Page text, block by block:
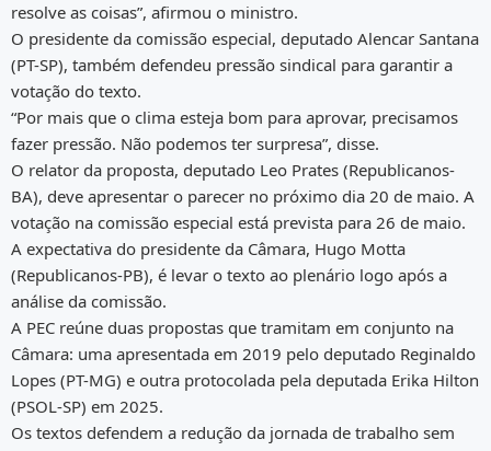
resolve as coisas”, afirmou o ministro.
O presidente da comissão especial, deputado Alencar Santana
(PT-SP), também defendeu pressão sindical para garantir a
votação do texto.
“Por mais que o clima esteja bom para aprovar, precisamos
fazer pressão. Não podemos ter surpresa”, disse.
O relator da proposta, deputado Leo Prates (Republicanos-
BA), deve apresentar o parecer no próximo dia 20 de maio. A
votação na comissão especial está prevista para 26 de maio.
A expectativa do presidente da Câmara, Hugo Motta
(Republicanos-PB), é levar o texto ao plenário logo após a
análise da comissão.
A PEC reúne duas propostas que tramitam em conjunto na
Câmara: uma apresentada em 2019 pelo deputado Reginaldo
Lopes (PT-MG) e outra protocolada pela deputada Erika Hilton
(PSOL-SP) em 2025.
Os textos defendem a redução da jornada de trabalho sem